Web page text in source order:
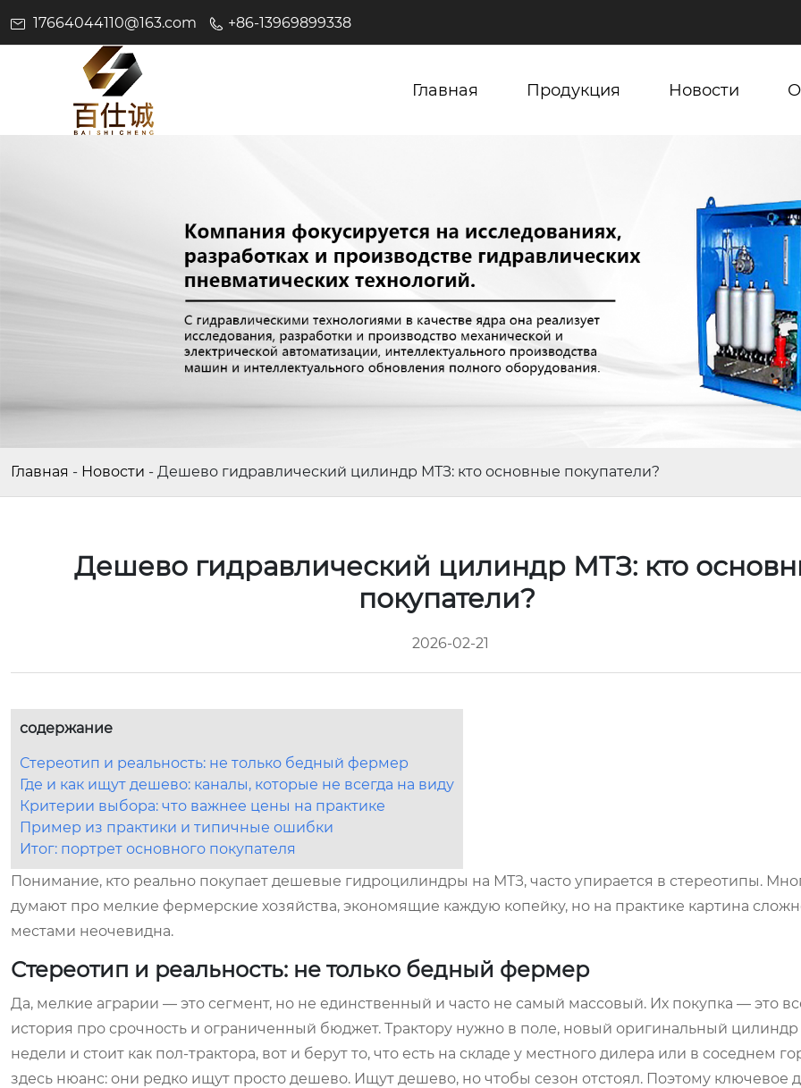
17664044110@163.com +86-13969899338
Главная Продукция Новости
Главная - Новости - Дешево гидравлический цилиндр МТЗ: кто основные покупатели?
Дешево гидравлический цилиндр МТЗ: кто
покупатели?
2026-02-21
содержание
Стереотип и реальность: не только бедный фермер
Где и как ищут дешево: каналы, которые не всегда на виду
Критерии выбора: что важнее цены на практике
Пример из практики и типичные ошибки
Итог: портрет основного покупателя
Понимание, кто реально покупает дешевые гидроцилиндры на МТЗ, часто упирается в стереотипы.
думают про мелкие фермерские хозяйства, экономящие каждую копейку, но на практике картина
местами неочевидна.
Стереотип и реальность: не только бедный фермер
Да, мелкие аграрии — это сегмент, но не единственный и часто не самый массовый. Их покупка — это
история про срочность и ограниченный бюджет. Трактору нужно в поле, новый оригинальный цилиндр
недели и стоит как пол-трактора, вот и берут то, что есть на складе у местного дилера или в соседнем
здесь нюанс: они редко ищут просто дешево. Ищут дешево, но чтобы сезон отстоял. Поэтому ключевое